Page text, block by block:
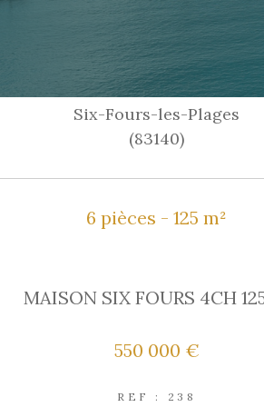
Six-Fours-les-Plages
(83140)
6 pièces - 125 m²
MAISON SIX FOURS 4CH
550 000 €
REF : 238